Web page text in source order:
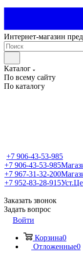
Интернет-магазин
Каталог
По всему сайту
По каталогу
+7 906-43-53-985
+7 906-43-53-985
+7 967-31-32-200
+7 952-83-28-915
Заказать звонок
Задать вопрос
Войти
Корзина0
Отложенные0